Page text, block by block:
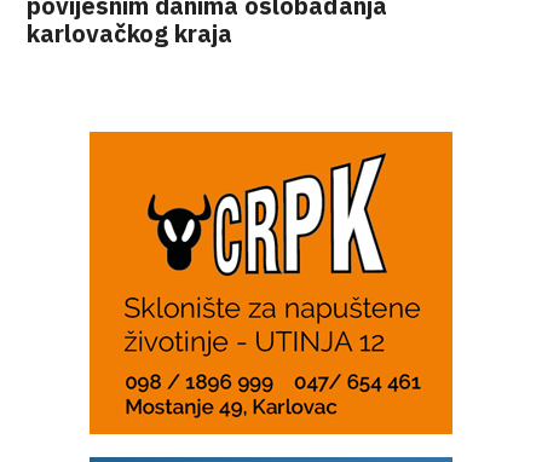
karlovačkog kraja